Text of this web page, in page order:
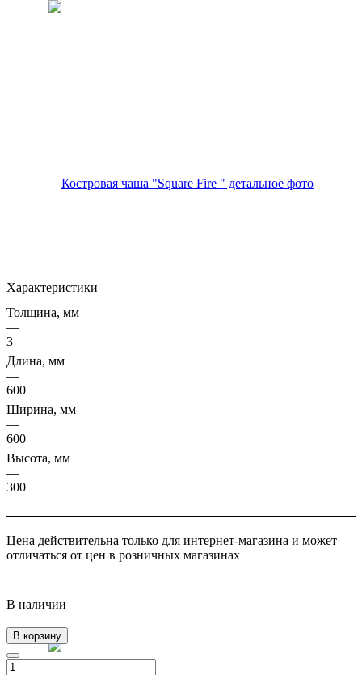
Характеристики
Толщина, мм
—
3
Длина, мм
—
600
Ширина, мм
—
600
Высота, мм
—
300
Цена действительна только для интернет-магазина и может
отличаться от цен в розничных магазинах
В наличии
В корзину